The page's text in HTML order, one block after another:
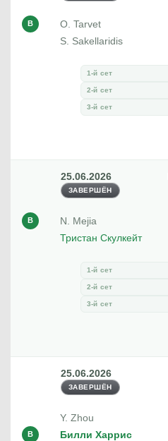
В
O. Tarvet
S. Sakellaridis
1-й сет
2-й сет
3-й сет
25.06.2026
ЗАВЕРШЁН
В
N. Mejia
Тристан Скулкейт
1-й сет
2-й сет
3-й сет
25.06.2026
ЗАВЕРШЁН
Y. Zhou
В Билли Харрис